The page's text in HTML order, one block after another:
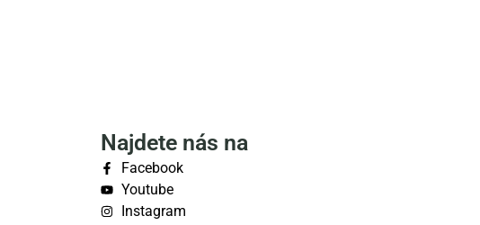
Najdete nás na
Facebook
Youtube
Instagram